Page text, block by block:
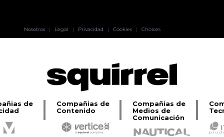
Nosotros | Legal | Privacidad | Cookies | Choices
de
Compañias de
Contenido
Compañias de
Medios de
Comunicación